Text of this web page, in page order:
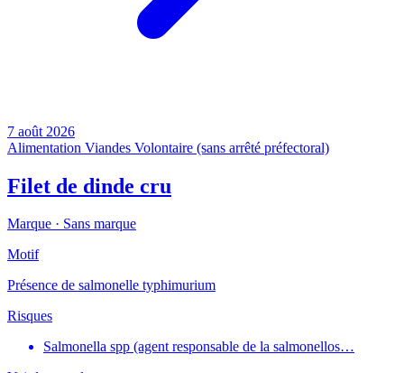
7 août 2026
Alimentation Viandes Volontaire (sans arrêté préfectoral)
Filet de dinde cru
Marque · Sans marque
Motif
Présence de salmonelle typhimurium
Risques
Salmonella spp (agent responsable de la salmonellos…